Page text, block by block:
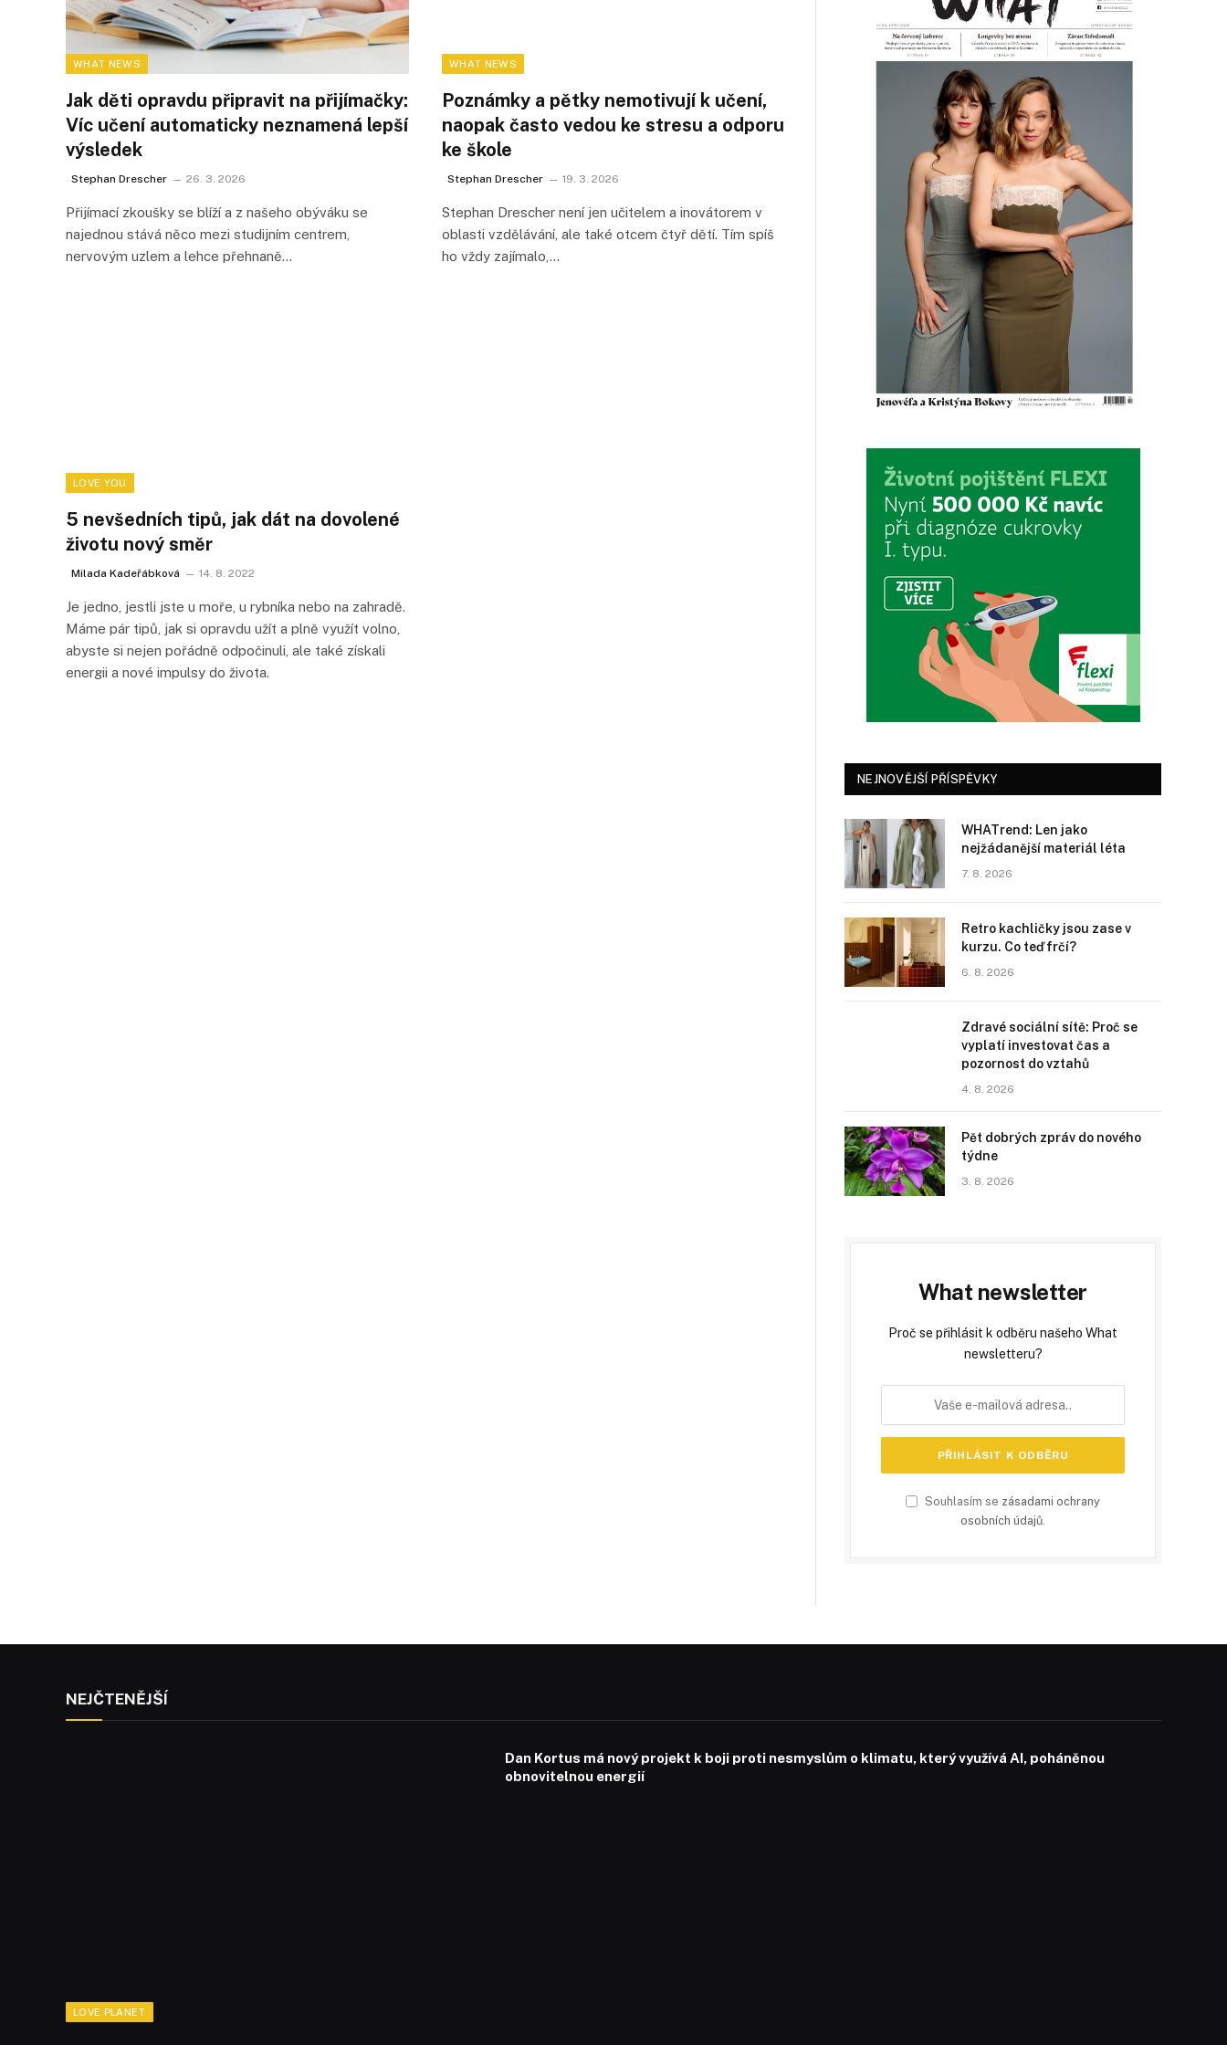
WHAT NEWS
Jak děti opravdu připravit na přijímačky:
Víc učení automaticky neznamená lepší
výsledek
Stephan Drescher 26. 3. 2026
Přijímací zkoušky se blíží a z našeho obýváku se
najednou stává něco mezi studijním centrem,
nervovým uzlem a lehce přehnaně…
WHAT NEWS
Poznámky a pětky nemotivují k učení,
naopak často vedou ke stresu a odporu
ke škole
Stephan Drescher 19. 3. 2026
Stephan Drescher není jen učitelem a inovátorem v
oblasti vzdělávání, ale také otcem čtyř dětí. Tím spíš
ho vždy zajímalo,…
LOVE YOU
5 nevšedních tipů, jak dát na dovolené
životu nový směr
Milada Kadeřábková 14. 8. 2022
Je jedno, jestli jste u moře, u rybníka nebo na zahradě.
Máme pár tipů, jak si opravdu užít a plně využít volno,
abyste si nejen pořádně odpočinuli, ale také získali
energii a nové impulsy do života.
NEJNOVĚJŠÍ PŘÍSPĚVKY
WHATrend: Len jako
nejžádanější materiál léta
7. 8. 2026
Retro kachličky jsou zase v
kurzu. Co teď frčí?
6. 8. 2026
Zdravé sociální sítě: Proč se
vyplatí investovat čas a
pozornost do vztahů
4. 8. 2026
Pět dobrých zpráv do nového
týdne
3. 8. 2026
What newsletter
Proč se přihlásit k odběru našeho What
newsletteru?
Souhlasím se zásadami ochrany
osobních údajů
NEJČTENĚJŠÍ
LOVE PLANET
Dan Kortus má nový projekt k boji proti nesmyslům o klimatu, který využívá AI, poháněnou
obnovitelnou energií